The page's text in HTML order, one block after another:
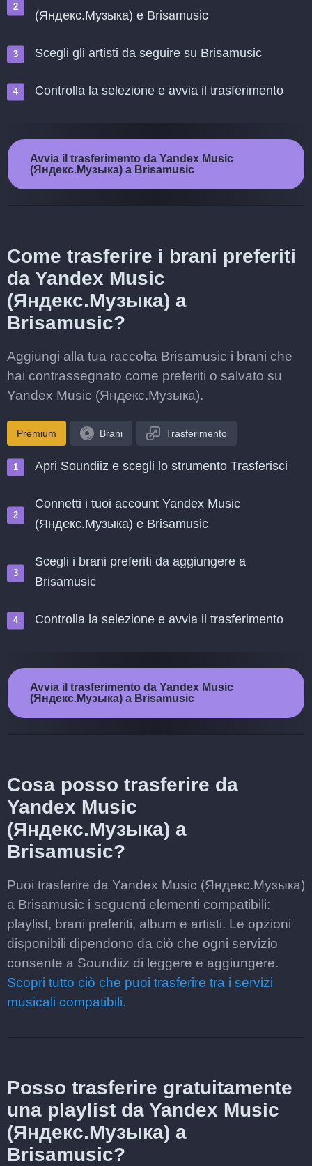
(Яндекс.Музыка) e Brisamusic
Scegli gli artisti da seguire su Brisamusic
Controlla la selezione e avvia il trasferimento
Avvia il trasferimento da Yandex Music
(Яндекс.Музыка) a Brisamusic
Come trasferire i brani preferiti
da Yandex Music
(Яндекс.Музыка) a
Brisamusic?
Aggiungi alla tua raccolta Brisamusic i brani che
hai contrassegnato come preferiti o salvato su
Yandex Music (Яндекс.Музыка).
Premium Brani Trasferimento
Apri Soundiiz e scegli lo strumento Trasferisci
Connetti i tuoi account Yandex Music
(Яндекс.Музыка) e Brisamusic
Scegli i brani preferiti da aggiungere a
Brisamusic
Controlla la selezione e avvia il trasferimento
Avvia il trasferimento da Yandex Music
(Яндекс.Музыка) a Brisamusic
Cosa posso trasferire da
Yandex Music
(Яндекс.Музыка) a
Brisamusic?
Puoi trasferire da Yandex Music (Яндекс.Музыка)
a Brisamusic i seguenti elementi compatibili:
playlist, brani preferiti, album e artisti. Le opzioni
disponibili dipendono da ciò che ogni servizio
consente a Soundiiz di leggere e aggiungere.
Scopri tutto ciò che puoi trasferire tra i servizi
musicali compatibili.
Posso trasferire gratuitamente
una playlist da Yandex Music
(Яндекс.Музыка) a
Brisamusic?